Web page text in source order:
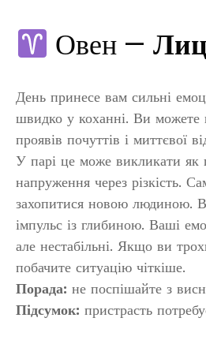
Овен —
День принесе вам сильні
швидко у коханні. Ви можете
проявів почуттів і миттєвої
У парі це може викликати як
напруження через різкість.
захопитися новою людиною.
імпульс із глибиною. Ваші
але нестабільні. Якщо ви
побачите ситуацію чіткіше.
Порада: не поспішайте з
Підсумок: пристрасть